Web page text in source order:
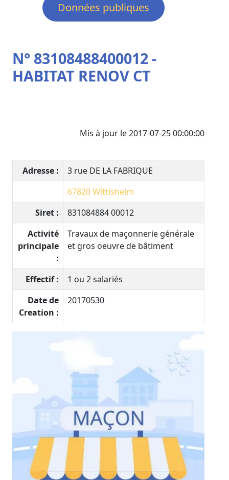
Données publiques
N° 83108488400012 -
HABITAT RENOV CT
Mis à jour le 2017-07-25 00:00:00
Adresse :
3 rue DE LA FABRIQUE
67820Wittisheim
Siret :
831084884 00012
Activité
principale
:
Travaux de maçonnerie générale
et gros oeuvre de bâtiment
Effectif :
1 ou 2 salariés
Date de
Creation :
20170530